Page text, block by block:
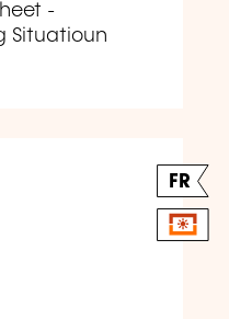
-
Situatioun
FR